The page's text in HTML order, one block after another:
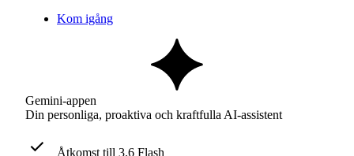
Kom igång
Gemini-appen
Din personliga, proaktiva och kraftfulla AI-assistent
Åtkomst till 3.6 Flash